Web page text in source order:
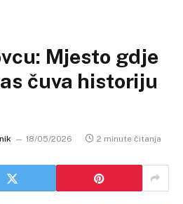
Mjesto gdje
čuva historiju
18/05/2026 2 minute čitanja